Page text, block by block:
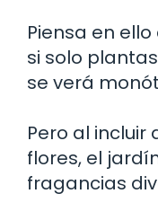
Piensa en
si solo
se verá
Pero al
flores, el
fragancias